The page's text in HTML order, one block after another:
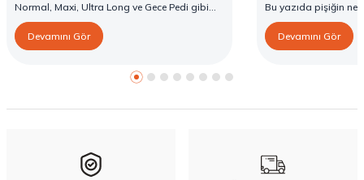
Normal, Maxi, Ultra Long ve Gece Pedi gibi
farklı seçenekler, farklı ihtiyaçlara yönelik
koruma sunar. Doğru ped seçimi gün boyu
rehberde hijyenik ped çeşitleri, seçim kriterleri
Devamını Gör
Bu yazıda pişiğin
yöntemlerini ve
karşı destekleyici
Devamını Gör